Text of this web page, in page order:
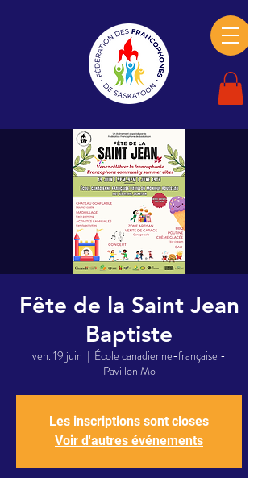
Fête de la Saint Jean
Baptiste
ven. 19 juin
  |
École canadienne-française -
Pavillon Mo
Les inscriptions sont closes
Voir d'autres événements